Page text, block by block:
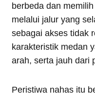
berbeda dan
melalui jalur yang
sebagai akses tidak
karakteristik medan
arah, serta jauh dari
Peristiwa nahas itu